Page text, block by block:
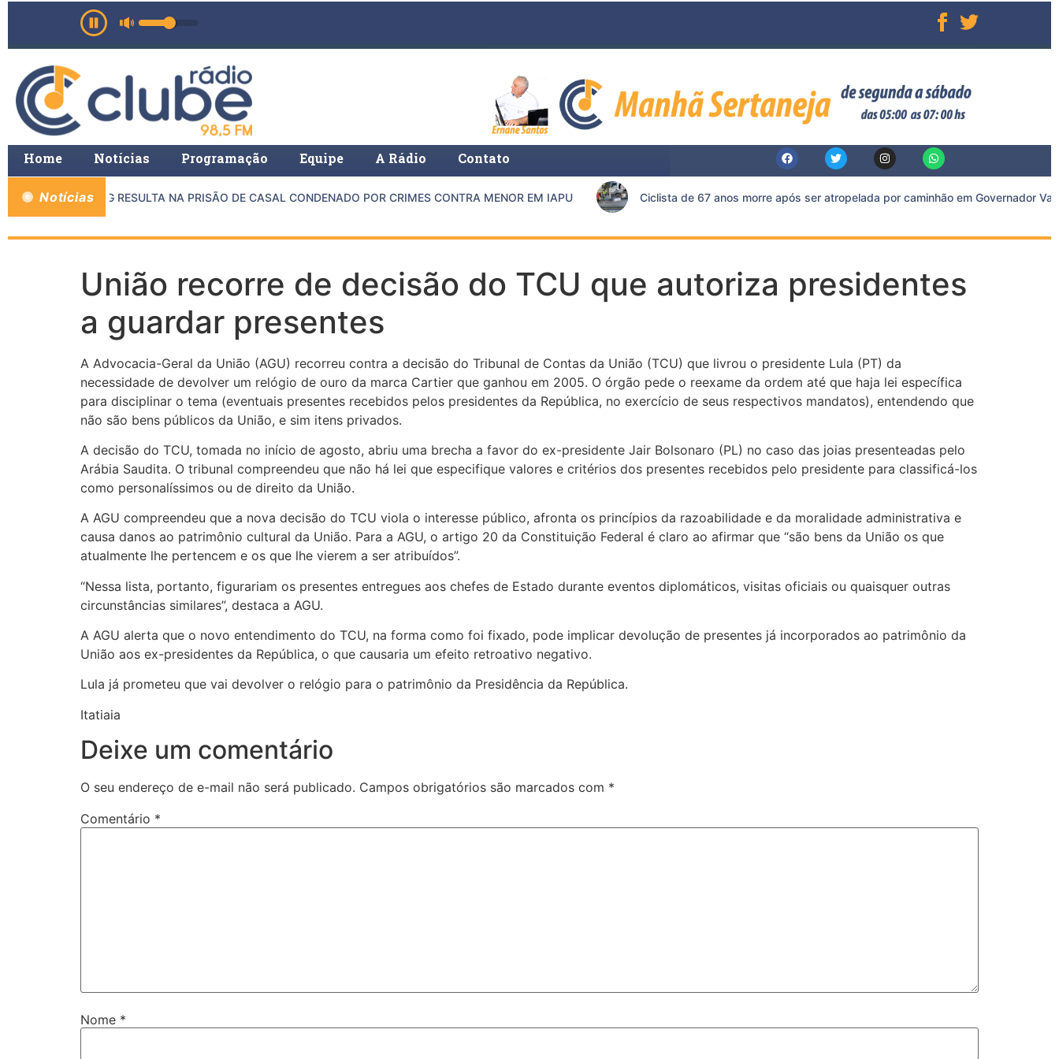
Home Notícias Programação Equipe A Rádio Contato
Notícias
MP E PMMG RESULTA NA PRISÃO DE CASAL CONDENADO POR CRIMES CONTRA MENOR EM IAPU Ciclista de 67 anos morre após ser atropelada por caminhão em Governador
União recorre de decisão do TCU que autoriza presidentes
a guardar presentes
A Advocacia-Geral da União (AGU) recorreu contra a decisão do Tribunal de Contas da União (TCU) que livrou o presidente Lula (PT) da
necessidade de devolver um relógio de ouro da marca Cartier que ganhou em 2005. O órgão pede o reexame da ordem até que haja lei específica
para disciplinar o tema (eventuais presentes recebidos pelos presidentes da República, no exercício de seus respectivos mandatos), entendendo que
não são bens públicos da União, e sim itens privados.
A decisão do TCU, tomada no início de agosto, abriu uma brecha a favor do ex-presidente Jair Bolsonaro (PL) no caso das joias presenteadas pelo
Arábia Saudita. O tribunal compreendeu que não há lei que especifique valores e critérios dos presentes recebidos pelo presidente para classificá-los
como personalíssimos ou de direito da União.
A AGU compreendeu que a nova decisão do TCU viola o interesse público, afronta os princípios da razoabilidade e da moralidade administrativa e
causa danos ao patrimônio cultural da União. Para a AGU, o artigo 20 da Constituição Federal é claro ao afirmar que “são bens da União os que
atualmente lhe pertencem e os que lhe vierem a ser atribuídos”.
“Nessa lista, portanto, figurariam os presentes entregues aos chefes de Estado durante eventos diplomáticos, visitas oficiais ou quaisquer outras
circunstâncias similares”, destaca a AGU.
A AGU alerta que o novo entendimento do TCU, na forma como foi fixado, pode implicar devolução de presentes já incorporados ao patrimônio da
União aos ex-presidentes da República, o que causaria um efeito retroativo negativo.
Lula já prometeu que vai devolver o relógio para o patrimônio da Presidência da República.
Itatiaia
Deixe um comentário
O seu endereço de e-mail não será publicado. Campos obrigatórios são marcados com *
Comentário *
Nome *